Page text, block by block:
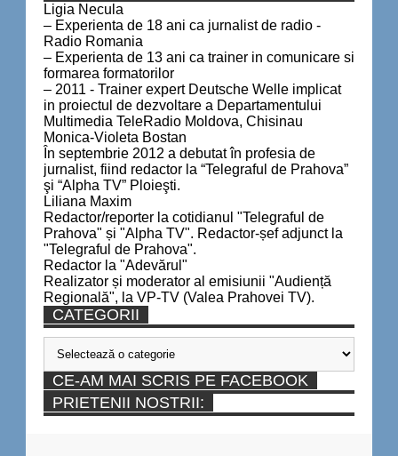
Ligia Necula
– Experienta de 18 ani ca jurnalist de radio -
Radio Romania
– Experienta de 13 ani ca trainer in comunicare si
formarea formatorilor
– 2011 - Trainer expert Deutsche Welle implicat
in proiectul de dezvoltare a Departamentului
Multimedia TeleRadio Moldova, Chisinau
Monica-Violeta Bostan
În septembrie 2012 a debutat în profesia de
jurnalist, fiind redactor la “Telegraful de Prahova”
şi “Alpha TV” Ploieşti.
Liliana Maxim
Redactor/reporter la cotidianul "Telegraful de
Prahova" și "Alpha TV". Redactor-șef adjunct la
"Telegraful de Prahova".
Redactor la "Adevărul"
Realizator și moderator al emisiunii "Audiență
Regională", la VP-TV (Valea Prahovei TV).
CATEGORII
Categorii
CE-AM MAI SCRIS PE FACEBOOK
PRIETENII NOSTRII: